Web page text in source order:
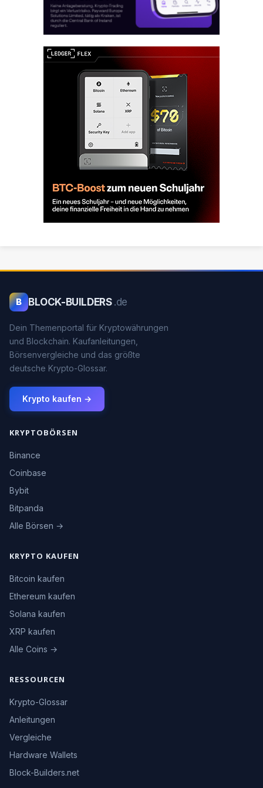
B BLOCK-BUILDERS .de
Dein Themenportal für Kryptowährungen
und Blockchain. Kaufanleitungen,
Börsenvergleiche und das größte
deutsche Krypto-Glossar.
Krypto kaufen →
KRYPTOBÖRSEN
Binance
Coinbase
Bybit
Bitpanda
Alle Börsen →
KRYPTO KAUFEN
Bitcoin kaufen
Ethereum kaufen
Solana kaufen
XRP kaufen
Alle Coins →
RESSOURCEN
Krypto-Glossar
Anleitungen
Vergleiche
Hardware Wallets
Block-Builders.net